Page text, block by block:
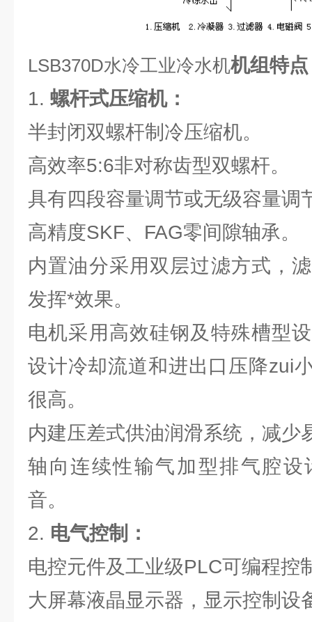
LSB370D水冷工业冷水机机组特
1. 螺杆式压缩机：
半封闭双螺杆制冷压缩机。
高效率5:6非对称齿型双螺杆。
具有四段容量调节或无级容量调
高精度SKF、FAG零间隙轴承。
内置油分采用双层过滤方式，
发挥*效果。
电机采用高效硅钢及特殊槽型
设计冷却流道和进出口压降zui
很高。
内建压差式供油润滑系统，减少
轴向连续性输气加型排气腔设
音。
2. 电气控制：
电控元件及工业级PLC可编程控
大屏幕液晶显示器，显示控制